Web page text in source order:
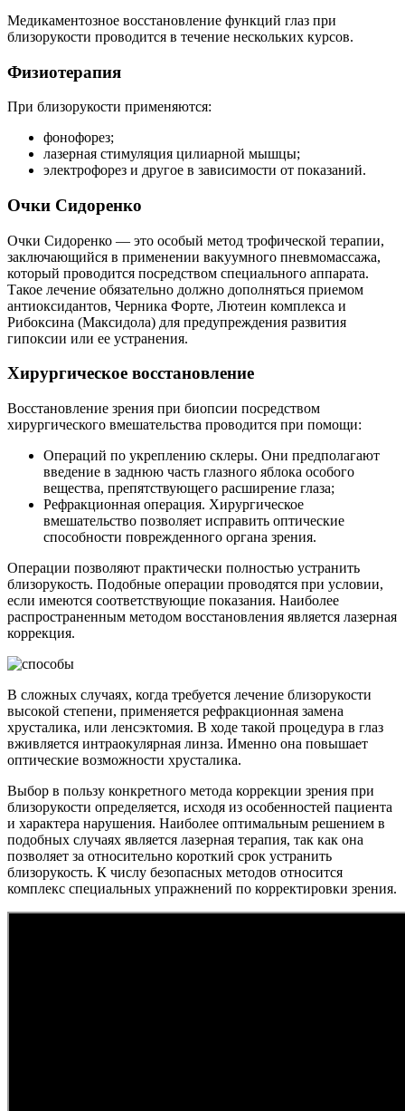
Медикаментозное восстановление функций глаз при
близорукости проводится в течение нескольких курсов.
Физиотерапия
При близорукости применяются:
фонофорез;
лазерная стимуляция цилиарной мышцы;
электрофорез и другое в зависимости от показаний.
Очки Сидоренко
Очки Сидоренко — это особый метод трофической терапии,
заключающийся в применении вакуумного пневмомассажа,
который проводится посредством специального аппарата.
Такое лечение обязательно должно дополняться приемом
антиоксидантов, Черника Форте, Лютеин комплекса и
Рибоксина (Максидола) для предупреждения развития
гипоксии или ее устранения.
Хирургическое восстановление
Восстановление зрения при биопсии посредством
хирургического вмешательства проводится при помощи:
Операций по укреплению склеры. Они предполагают
введение в заднюю часть глазного яблока особого
вещества, препятствующего расширение глаза;
Рефракционная операция. Хирургическое
вмешательство позволяет исправить оптические
способности поврежденного органа зрения.
Операции позволяют практически полностью устранить
близорукость. Подобные операции проводятся при условии,
если имеются соответствующие показания. Наиболее
распространенным методом восстановления является лазерная
коррекция.
В сложных случаях, когда требуется лечение близорукости
высокой степени, применяется рефракционная замена
хрусталика, или ленсэктомия. В ходе такой процедура в глаз
вживляется интраокулярная линза. Именно она повышает
оптические возможности хрусталика.
Выбор в пользу конкретного метода коррекции зрения при
близорукости определяется, исходя из особенностей пациента
и характера нарушения. Наиболее оптимальным решением в
подобных случаях является лазерная терапия, так как она
позволяет за относительно короткий срок устранить
близорукость. К числу безопасных методов относится
комплекс специальных упражнений по корректировки зрения.